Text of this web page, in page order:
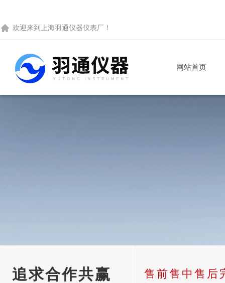
欢迎来到 上海羽通仪器仪表厂 ！
网站首页
追求合作共赢 售前售中售后